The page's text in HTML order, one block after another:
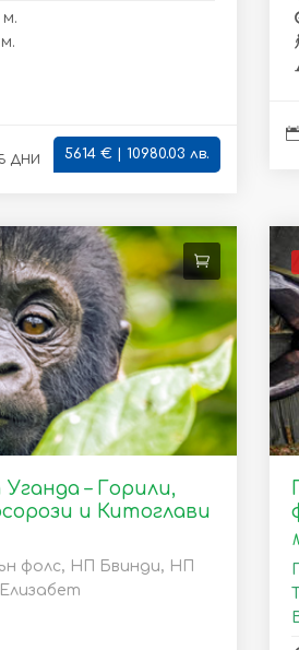
м.
дни 5614 € | 10980.03 лв.
– Горили,
и Китоглави
фолс, НП Бвинди, НП